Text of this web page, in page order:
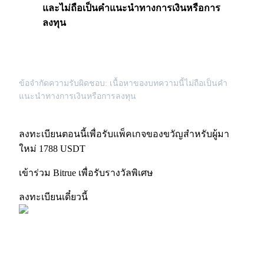
การแนะนำ
BTC Welcome Rewards
BTC Welcome Rewards
และไม่ถือเป็นคำแนะนำทางการเงินหรือการ
ลงทุน
ข้อจำกัดความรับผิดชอบ: เนื้อหาของบทความนี้ไม่ถือเป็นคำ
แนะนำทางการเงินหรือการลงทุน
ลงทะเบียนตอนนี้เพื่อรับแพ็คเกจของขวัญสำหรับผู้มา
ใหม่ 1788 USDT
เข้าร่วม Bitrue เพื่อรับรางวัลพิเศษ
ลงทะเบียนเดี๋ยวนี้